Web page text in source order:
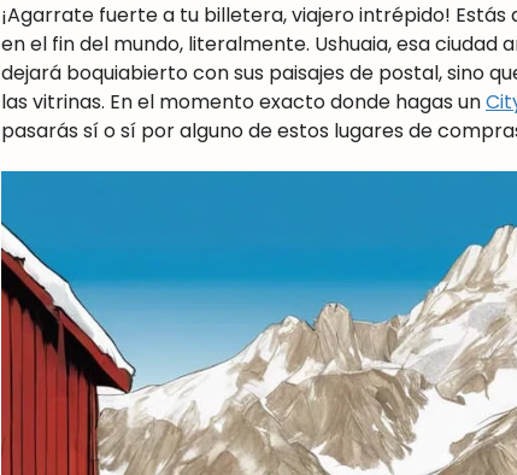
¡Agarrate fuerte a tu billetera, viajero intrépido!
en el fin del mundo, literalmente. Ushuaia, esa
dejará boquiabierto con sus paisajes de postal, sino
las vitrinas. En el momento exacto donde hagas un
pasarás sí o sí por alguno de estos lugares de